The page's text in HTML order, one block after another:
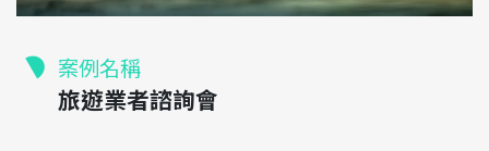
案例名稱
旅遊業者諮詢會